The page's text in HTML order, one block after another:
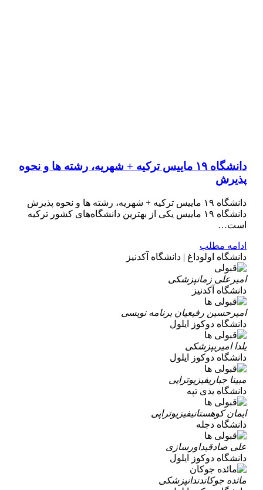
دانشگاه ۱۹ ماییس ترکیه + شهریه، رشته ها و نحوه
پذیرش
دانشگاه ۱۹ ماییس ترکیه + شهریه، رشته ها و نحوه پذیرش
دانشگاه ۱۹ ماییس یکی از بهترین دانشگاه‌های کشور ترکیه
است…
ادامه مطلب
دانشگاه اولوداغ | دانشگاه آکدنیز
امیرعلی زمانپزشکی
دانشگاه آکدنیز
امیرحسین رفیعیانبرنامه نویسی
دانشگاه دوکوز ایلول
یلدا امیریپزشکی
دانشگاه دوکوز ایلول
مبینا جباریفیزیوتراپی
دانشگاه یدی تپه
ایمان کوهستانیفیزیوتراپی
دانشگاه دجله
علی صادقیداورسازی
دانشگاه دوکوز ایلول
مائده جوکاندندانپزشکی